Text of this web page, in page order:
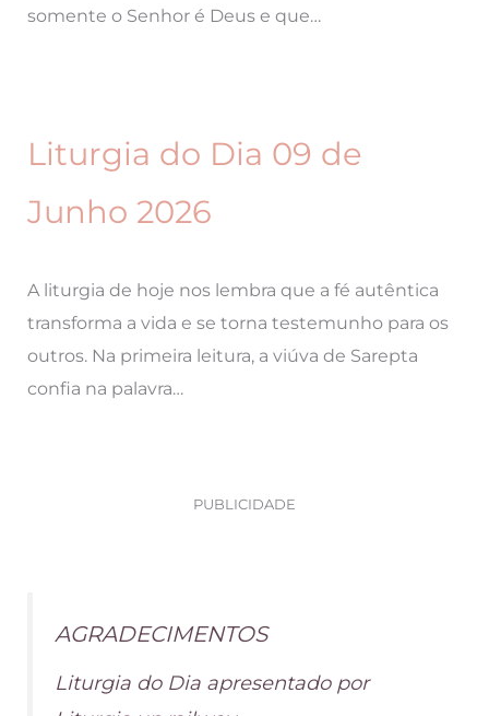
somente o Senhor é Deus e que…
Liturgia do Dia 09 de
Junho 2026
A liturgia de hoje nos lembra que a fé autêntica
transforma a vida e se torna testemunho para os
outros. Na primeira leitura, a viúva de Sarepta
confia na palavra…
PUBLICIDADE
AGRADECIMENTOS
Liturgia do Dia apresentado por